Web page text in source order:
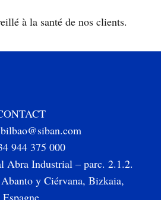
à la santé de nos clients.
944 375 000
Abra Industrial – parc. 2.1.2.
y Ciérvana, Bizkaia,
Espagne